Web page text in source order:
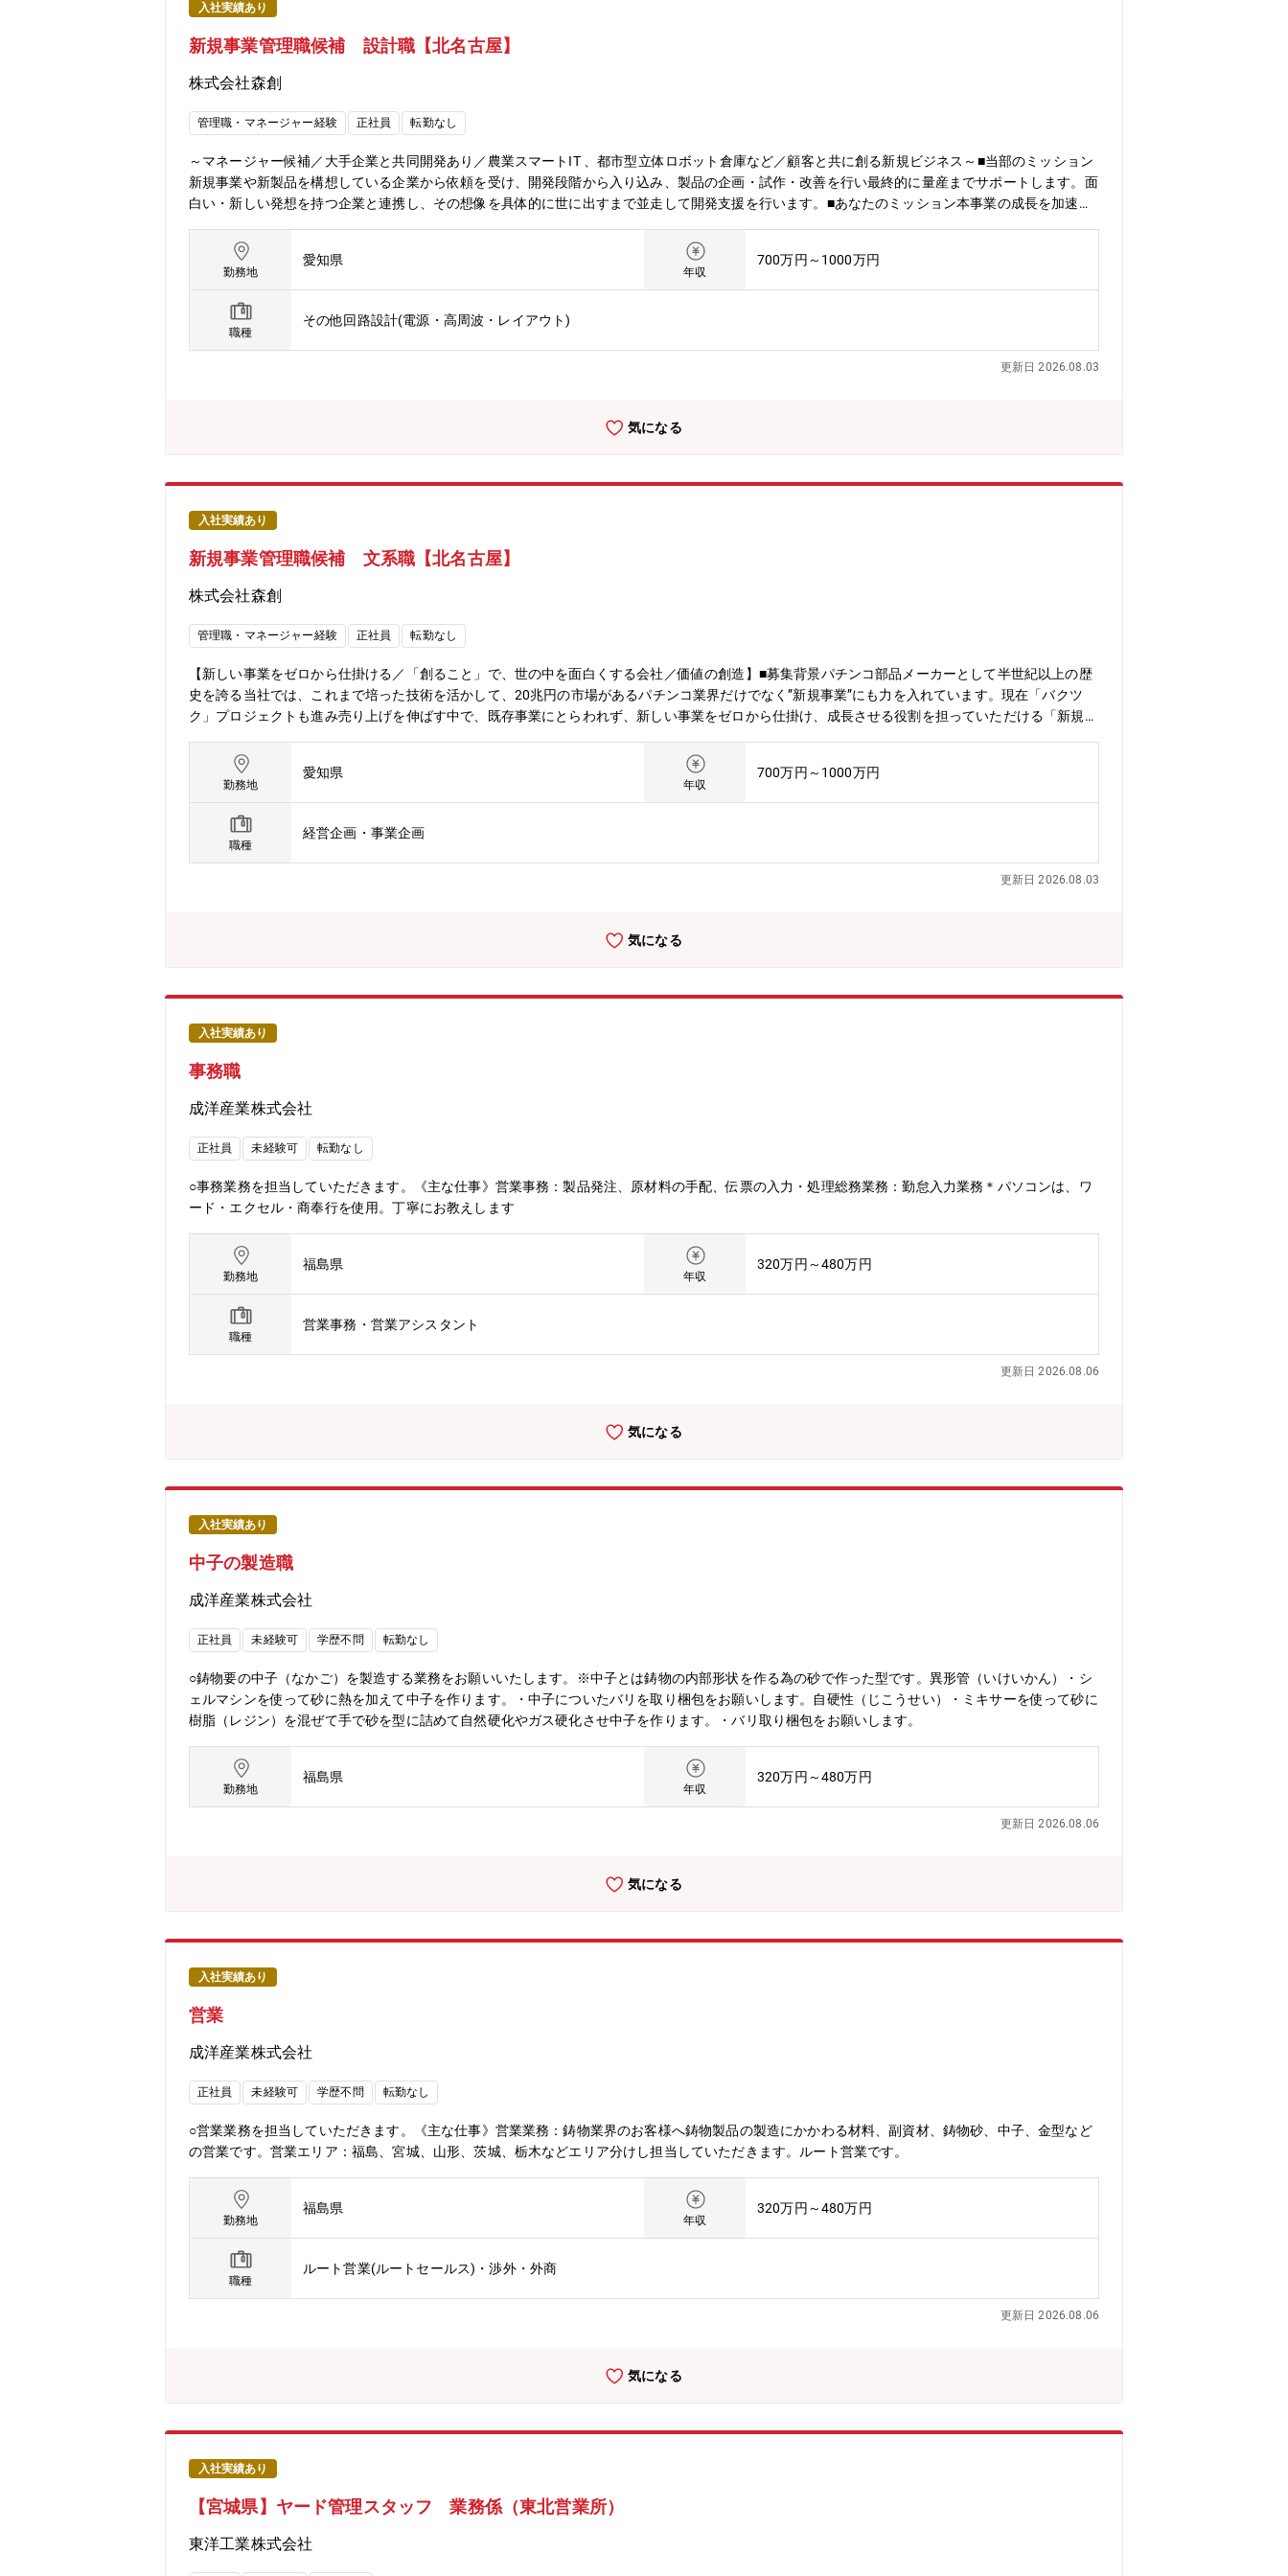
入社実績あり
新規事業管理職候補 設計職【北名古屋】
株式会社森創
管理職・マネージャー経験 正社員 転勤なし
～マネージャー候補／大手企業と共同開発あり／農業スマートIT 、都市型立体ロボット倉庫など／顧客と共に創る新規ビジネス～■当部のミッション
新規事業や新製品を構想している企業から依頼を受け、開発段階から入り込み、製品の企画・試作・改善を行い最終的に量産までサポートします。面
白い・新しい発想を持つ企業と連携し、その想像を具体的に世に出すまで並走して開発支援を行います。■あなたのミッション本事業の成長を加速さ
の作成・各種経営指標データの見える化・分析し、施策が成功確率を高めることができるよう、データを発信・現場が遂行できるよう仕組化・経営
陣・営業・マーケ・人事・法務・経理など、社内外ステークホルダーとの調整・推進業務■本事業の特徴本当に”売れる製品の開発”を顧客と共に行う
事業！ただ作るだけでなく、顧客へ製品開発から入り込む≪”超”提案型≫のOEM事業！もはやコンサルです。https://baku-tsuku.jp/lp/■実績・農業ス
マートIT ｜肥料まきドローン・モビリティ広告 ｜宅配バイクにサイネージ広告を装着・トイレ個室AI見守り装置｜骨格センサー・都市型立体ロボッ
ト倉庫様々な企業様からご依頼いただいており、大手自動車関連企業と協力したプロジェクトも推進中。■本事業の経緯／当社の強み企画提案するコ
ンペで培った、取引先とのすり合わせ力（先方が叶えたいイメージの引き出しやコンセプトのすり合わせ）や試作品作成からのPDCAを回し製品量産
までの推進力を武器に、新規事業を発足しました。■当事業部のメンバー当社でも機械設計・回路設計など深い知識を持ったメンバーが在籍していま
勤務地
愛知県
年収
700万円～1000万円
職種
その他回路設計(電源・高周波・レイアウト)
更新日 2026.08.03
気になる
入社実績あり
新規事業管理職候補 文系職【北名古屋】
株式会社森創
管理職・マネージャー経験 正社員 転勤なし
【新しい事業をゼロから仕掛ける／「創ること」で、世の中を面白くする会社／価値の創造】■募集背景パチンコ部品メーカーとして半世紀以上の歴
史を誇る当社では、これまで培った技術を活かして、20兆円の市場があるパチンコ業界だけでなく”新規事業”にも力を入れています。現在「バクツ
ク」プロジェクトも進み売り上げを伸ばす中で、既存事業にとらわれず、新しい事業をゼロから仕掛け、成長させる役割を担っていただける「新規事
開発から入り込む≪”超”提案型≫のOEM事業！もはやコンサルです。https://baku-tsuku.jp/lp/■業務内容：・新規事業の企画立案／推進（マーケット
リサーチ、課題抽出、収益モデル構築、実行）・自社アセットを活用した既存事業とのシナジー創出・事業計画（収支モデル／KGI／KPI）の策定と
推進・自治体／企業／メディアなどとのアライアンス構築および協業推進・プロダクトやサービス立ち上げにおける要件定義／開発推進・営業／マー
ケティング戦略の策定と実行・組織／オペレーション設計（採用含む体制構築）・経営層と連携し、全社横断的なプロジェクトを推進■得られるスキ
ル：・新規事業の0→1から1→10を自ら推進する当事者経験・経営層と近い距離で意思決定に関わる経験・多様なパートナーと協働し、仕掛けるダイ
ナミックな経験■こんな環境で働けます：＜多才な協力者＞大手企業と共同開発することも。当社でも機械設計・回路設計など深い知識を持ったメン
バーが在籍。また、昨日発表された新しい技術を組み込むような発想があり、自動ロボットに強い知見を持っています。＜当社の強み＞・プロダクト
勤務地
愛知県
年収
700万円～1000万円
職種
経営企画・事業企画
更新日 2026.08.03
気になる
入社実績あり
事務職
成洋産業株式会社
正社員 未経験可 転勤なし
○事務業務を担当していただきます。《主な仕事》営業事務：製品発注、原材料の手配、伝票の入力・処理総務業務：勤怠入力業務＊パソコンは、ワ
ード・エクセル・商奉行を使用。丁寧にお教えします
勤務地
福島県
年収
320万円～480万円
職種
営業事務・営業アシスタント
更新日 2026.08.06
気になる
入社実績あり
中子の製造職
成洋産業株式会社
正社員 未経験可 学歴不問 転勤なし
○鋳物要の中子（なかご）を製造する業務をお願いいたします。※中子とは鋳物の内部形状を作る為の砂で作った型です。異形管（いけいかん）・シ
ェルマシンを使って砂に熱を加えて中子を作ります。・中子についたバリを取り梱包をお願いします。自硬性（じこうせい）・ミキサーを使って砂に
樹脂（レジン）を混ぜて手で砂を型に詰めて自然硬化やガス硬化させ中子を作ります。・バリ取り梱包をお願いします。
勤務地
福島県
年収
320万円～480万円
更新日 2026.08.06
気になる
入社実績あり
営業
成洋産業株式会社
正社員 未経験可 学歴不問 転勤なし
○営業業務を担当していただきます。《主な仕事》営業業務：鋳物業界のお客様へ鋳物製品の製造にかかわる材料、副資材、鋳物砂、中子、金型など
の営業です。営業エリア：福島、宮城、山形、茨城、栃木などエリア分けし担当していただきます。ルート営業です。
勤務地
福島県
年収
320万円～480万円
職種
ルート営業(ルートセールス)・渉外・外商
更新日 2026.08.06
気になる
入社実績あり
【宮城県】ヤード管理スタッフ 業務係（東北営業所）
東洋工業株式会社